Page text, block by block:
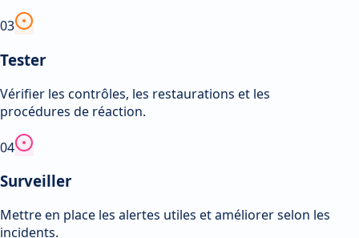
03
Tester
Vérifier les contrôles, les restaurations et les
procédures de réaction.
04
Surveiller
Mettre en place les alertes utiles et améliorer selon les
incidents.